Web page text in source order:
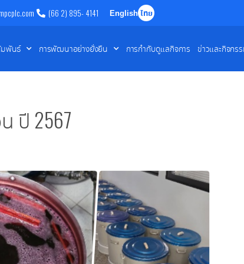
(66 2) 895- 4141 English ไทย
พันธ์ การพัฒนาอย่างยั่งยืน การกำกับดูแลกิจการ ข่าวและกิจกร
ปี 2567